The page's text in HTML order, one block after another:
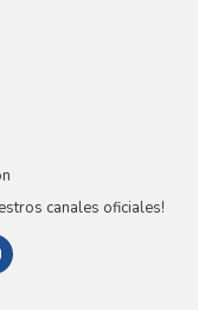
canales oficiales!